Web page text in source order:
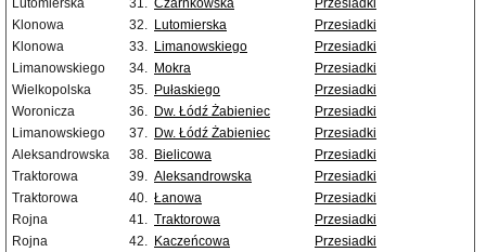
Lutomierska
31. Czarnkowska
Przesiadki
Klonowa
32. Lutomierska
Przesiadki
Klonowa
33. Limanowskiego
Przesiadki
Limanowskiego
34. Mokra
Przesiadki
Wielkopolska
35. Pułaskiego
Przesiadki
Woronicza
36. Dw. Łódź Żabieniec
Przesiadki
Limanowskiego
37. Dw. Łódź Żabieniec
Przesiadki
Aleksandrowska
38. Bielicowa
Przesiadki
Traktorowa
39. Aleksandrowska
Przesiadki
Traktorowa
40. Łanowa
Przesiadki
Rojna
41. Traktorowa
Przesiadki
Rojna
42. Kaczeńcowa
Przesiadki